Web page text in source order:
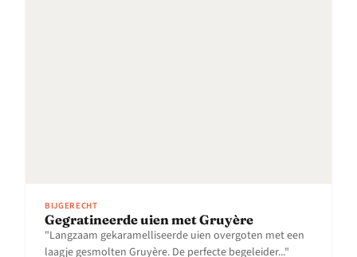
BIJGERECHT
Gegratineerde uien met Gruyère
"Langzaam gekaramelliseerde uien overgoten met een
laagje gesmolten Gruyère. De perfecte begeleider..."